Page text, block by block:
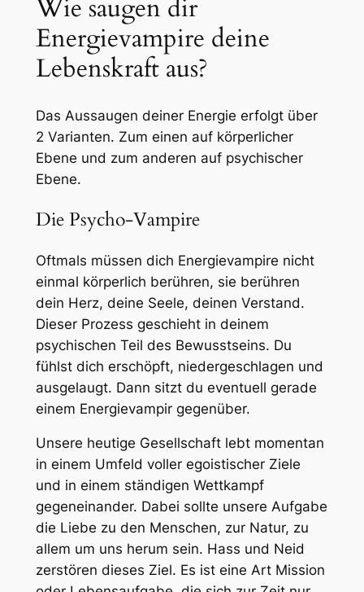
Wie saugen dir
Energievampire deine
Lebenskraft aus?
Das Aussaugen deiner Energie erfolgt über
2 Varianten. Zum einen auf körperlicher
Ebene und zum anderen auf psychischer
Ebene.
Die Psycho-Vampire
Oftmals müssen dich Energievampire nicht
einmal körperlich berühren, sie berühren
dein Herz, deine Seele, deinen Verstand.
Dieser Prozess geschieht in deinem
psychischen Teil des Bewusstseins. Du
fühlst dich erschöpft, niedergeschlagen und
ausgelaugt. Dann sitzt du eventuell gerade
einem Energievampir gegenüber.
Unsere heutige Gesellschaft lebt momentan
in einem Umfeld voller egoistischer Ziele
und in einem ständigen Wettkampf
gegeneinander. Dabei sollte unsere Aufgabe
die Liebe zu den Menschen, zur Natur, zu
allem um uns herum sein. Hass und Neid
zerstören dieses Ziel. Es ist eine Art Mission